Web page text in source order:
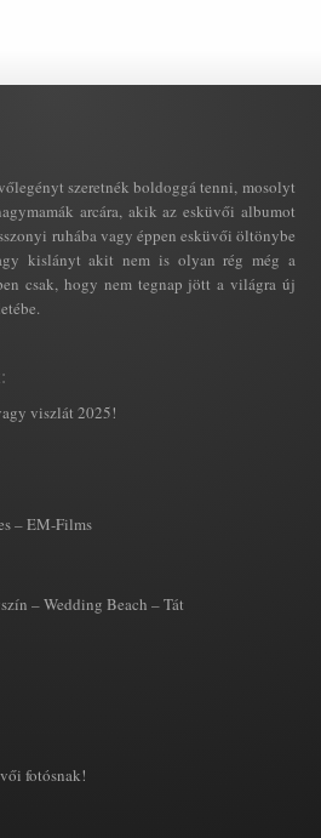
szeretnék boldoggá tenni, mosolyt
arcára, akik az esküvői albumot
ruhába vagy éppen esküvői öltönybe
kislányt akit nem is olyan rég még a
csak, hogy nem tegnap jött a világra új
viszlát 2025!
– EM-Films
– Wedding Beach – Tát
fotósnak!